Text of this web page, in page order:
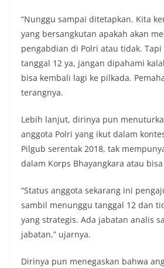
“Nunggu sampai ditetapkan. Kita
yang bersangkutan apakah akan
pengabdian di Polri atau tidak.
tanggal 12 ya, jangan dipahami
bisa kembali lagi ke pilkada.
terangnya.
Lebih lanjut, dirinya pun
anggota Polri yang ikut dalam
Pilgub serentak 2018, tak
dalam Korps Bhayangkara atau
“Status anggota sekarang ini
sambil menunggu tanggal 12 dan
yang strategis. Ada jabatan analis
jabatan,” ujarnya.
Dirinya pun menegaskan bahwa